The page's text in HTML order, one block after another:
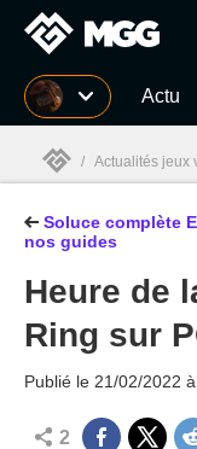
MGG Actu
MGG
/ Actualités jeux
Soluce complète
nos guides
Heure de
Ring sur
Publié le 21/02/2022
2